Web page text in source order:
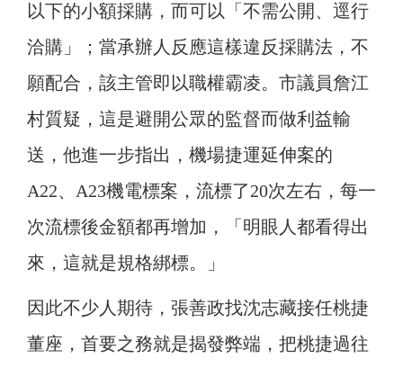
以下的小額採購，而可以「不需公開、逕行
洽購」；當承辦人反應這樣違反採購法，不
願配合，該主管即以職權霸凌。市議員詹江
村質疑，這是避開公眾的監督而做利益輸
送，他進一步指出，機場捷運延伸案的
A22、A23機電標案，流標了20次左右，每一
次流標後金額都再增加，「明眼人都看得出
來，這就是規格綁標。」
因此不少人期待，張善政找沈志藏接任桃捷
董座，首要之務就是揭發弊端，把桃捷過往